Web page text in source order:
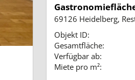
69126 Heidelberg,
Objekt ID:
Gesamtfläche:
Verfügbar ab:
Miete pro m²: